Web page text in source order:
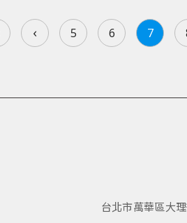
‹ 5 6 7
台北市萬華區大